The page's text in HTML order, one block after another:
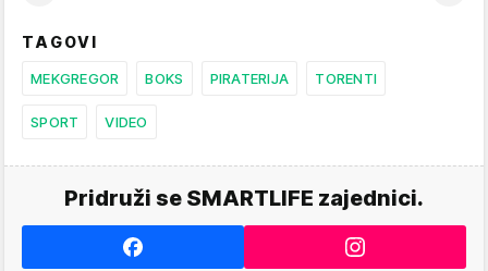
TAGOVI
MEKGREGOR BOKS PIRATERIJA TORENTI
SPORT VIDEO
Pridruži se SMARTLIFE zajednici.